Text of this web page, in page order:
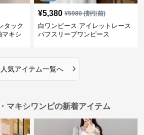
タック
マキシ
¥5,380 ¥5980(割引前)
白ワンピース アイレットレース
パフスリーブワンピース
人気アイテム一覧へ ›
マキシワンピの新着アイテム